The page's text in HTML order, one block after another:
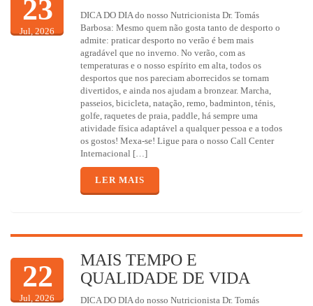
23
Jul, 2026
DICA DO DIA do nosso Nutricionista Dr. Tomás
Barbosa: Mesmo quem não gosta tanto de desporto o
admite: praticar desporto no verão é bem mais
agradável que no inverno. No verão, com as
temperaturas e o nosso espírito em alta, todos os
desportos que nos pareciam aborrecidos se tornam
divertidos, e ainda nos ajudam a bronzear. Marcha,
passeios, bicicleta, natação, remo, badminton, ténis,
golfe, raquetes de praia, paddle, há sempre uma
atividade física adaptável a qualquer pessoa e a todos
os gostos! Mexa-se! Ligue para o nosso Call Center
Internacional […]
LER MAIS
22
Jul, 2026
MAIS TEMPO E
QUALIDADE DE VIDA
DICA DO DIA do nosso Nutricionista Dr. Tomás